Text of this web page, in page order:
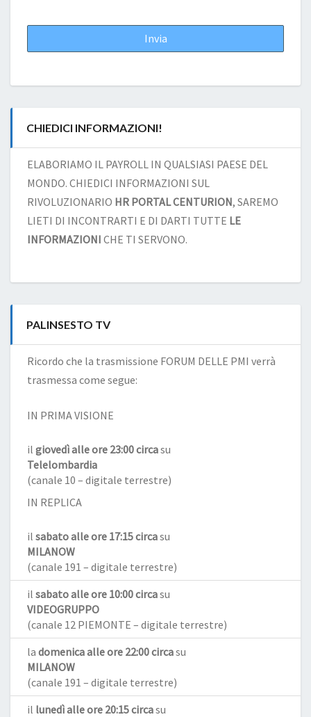
CHIEDICI INFORMAZIONI!
ELABORIAMO IL PAYROLL IN QUALSIASI PAESE DEL
MONDO. CHIEDICI INFORMAZIONI SUL
RIVOLUZIONARIO HR PORTAL CENTURION, SAREMO
LIETI DI INCONTRARTI E DI DARTI TUTTE LE
INFORMAZIONI CHE TI SERVONO.
PALINSESTO TV
Ricordo che la trasmissione FORUM DELLE PMI verrà
trasmessa come segue:
IN PRIMA VISIONE
il giovedì alle ore 23:00 circasu
Telelombardia
(canale 10 – digitale terrestre)
IN REPLICA
il sabato alle ore 17:15 circasu
MILANOW
(canale 191 – digitale terrestre)
il sabato alle ore 10:00 circasu
VIDEOGRUPPO
(canale 12 PIEMONTE – digitale terrestre)
la domenica alle ore 22:00 circasu
MILANOW
(canale 191 – digitale terrestre)
il lunedì alle ore 20:15 circasu